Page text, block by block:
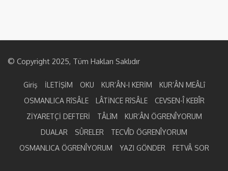
© Copyright 2025, Tüm Hakları Saklıdır
Giriş İLETİŞİM OKU KUR’ÂN-I KERİM
KUR’ÂN MEÂLî
OSMANLICA RîSÂLE
LÂTİNCE RîSÂLE
CEVSEN-Î KEBÎR
ZİYARETÇİ DEFTERİ
TÂLîM
KUR’ÂN ÖGRENÎYORUM
DUALAR
SÛRELER
TECVÎD ÖGRENÎYORUM
OSMANLICA ÖGRENÎYORUM
YAZI GÖNDER FETVÂ SOR